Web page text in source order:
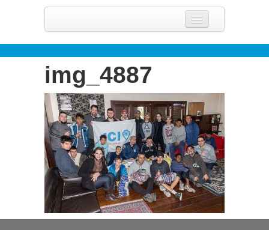
O Que Fazemos
Projetos
História
Contato
Fique Por Dentro
img_4887